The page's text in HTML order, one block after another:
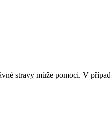
stravy může pomoci. V